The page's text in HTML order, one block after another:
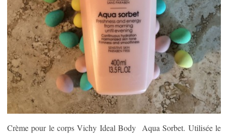
Crème pour le corps Vichy Ideal Body Aqua Sorbet. Utilisée le